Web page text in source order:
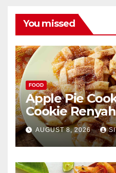
You missed
FOOD
Apple Pie
Cookie
AUGUST 8, 2026